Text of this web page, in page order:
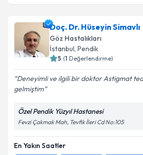
Doç. Dr. Hüseyin Simavlı
Göz Hastalıkları
İstanbul, Pendik
5 (1 Değerlendirme)
Deneyimli ve ilgili bir doktor Astigmat
gelmiştim
Özel Pendik Yüzyıl Hastanesi
Fevzi Çakmak Mah, Tevfik İleri Cd No:105
En Yakın Saatler